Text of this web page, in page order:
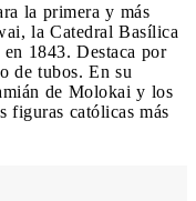
la primera y más
la Catedral Basílica
1843. Destaca por
de tubos. En su
de Molokai y los
figuras católicas más